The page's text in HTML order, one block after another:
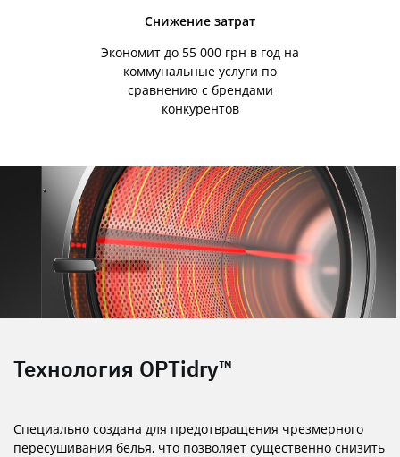
Снижение затрат
Экономит до 55 000 грн в год на
коммунальные услуги по
сравнению с брендами
конкурентов
Технология OPTidry™
Специально создана для предотвращения чрезмерного
пересушивания белья, что позволяет существенно снизить